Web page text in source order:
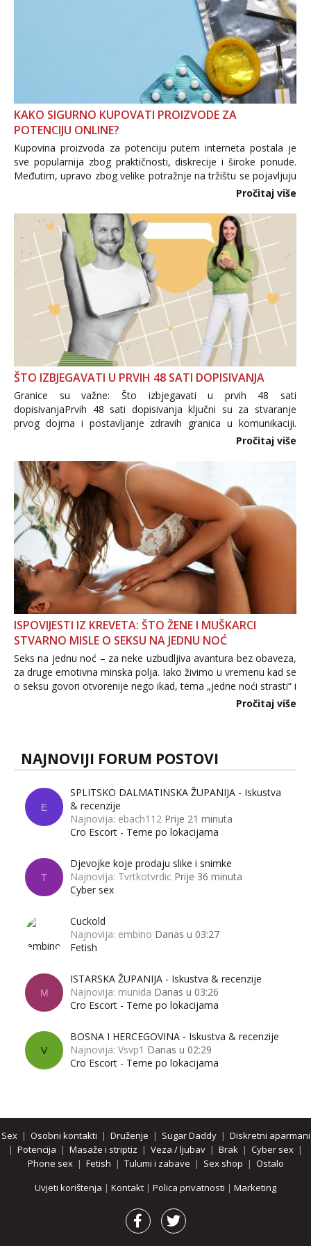
KAKO SIGURNO KUPOVATI PROIZVODE ZA
POTENCIJU ONLINE?
Kupovina proizvoda za potenciju putem interneta postala je
sve popularnija zbog praktičnosti, diskrecije i široke ponude.
Međutim, upravo zbog velike potražnje na tržištu se pojavljuju
i brojni krivotvoreni proizvodi, nepouzdane internetske
Pročitaj više
ŠTO IZBJEGAVATI U PRVIH 48 SATI DOPISIVANJA
Granice su važne: Što izbjegavati u prvih 48 sati
dopisivanjaPrvih 48 sati dopisivanja ključni su za stvaranje
prvog dojma i postavljanje zdravih granica u komunikaciji.
Važno je izbjeći prebrzo otkrivanje osobnih ili intimnih
informacija, jer nepoznata osoba još nije zaslužila to
povjerenje. Takođe...
Pročitaj više
ISPOVIJESTI IZ KREVETA: ŠTO ŽENE I MUŠKARCI
STVARNO MISLE O SEKSU NA JEDNU NOĆ
Seks na jednu noć – za neke uzbudljiva avantura bez obaveza,
za druge emotivna minska polja. Iako živimo u vremenu kad se
o seksu govori otvorenije nego ikad, tema „jedne noći strasti“ i
dalje izaziva burne rasprave. Što zapravo misle žene, a što
Pročitaj više
NAJNOVIJI FORUM POSTOVI
E
SPLITSKO DALMATINSKA ŽUPANIJA - Iskustva
& recenzije
Najnovija: ebach112 Prije 21 minuta
Cro Escort - Teme po lokacijama
T
Djevojke koje prodaju slike i snimke
Najnovija: Tvrtkotvrdic Prije 36 minuta
Cyber sex
Cuckold
Najnovija: embino Danas u 03:27
Fetish
M
ISTARSKA ŽUPANIJA - Iskustva & recenzije
Najnovija: munida Danas u 03:26
Cro Escort - Teme po lokacijama
V
BOSNA I HERCEGOVINA - Iskustva & recenzije
Najnovija: Vsvp1 Danas u 02:29
Cro Escort - Teme po lokacijama
Sex| Osobni kontakti | Druženje | Sugar Daddy| Diskretni aparmani
| Potencija | Masaže i striptiz | Veza / ljubav | Brak | Cyber sex |
Phone sex| Fetish | Tulumi i zabave | Sex shop | Ostalo
Uvjeti korištenja | Kontakt | Polica privatnosti | Marketing